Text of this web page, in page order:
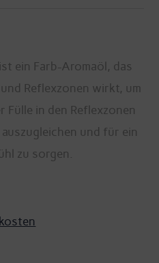
ein Farb-Aromaöl, das
Reflexzonen wirkt, um
Fülle in den Reflexzonen
und für ein
zu sorgen.